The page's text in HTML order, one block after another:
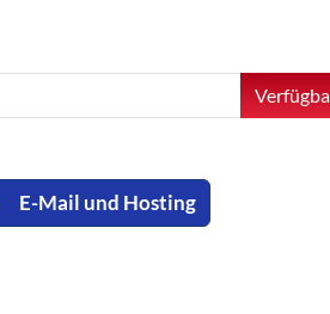
E-Mail und Hosting